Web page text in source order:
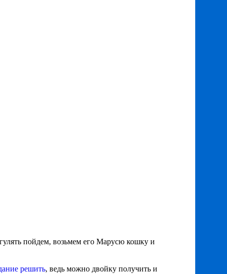
пойдем, возьмем его Марусю кошку и
решить, ведь можно двойку получить и